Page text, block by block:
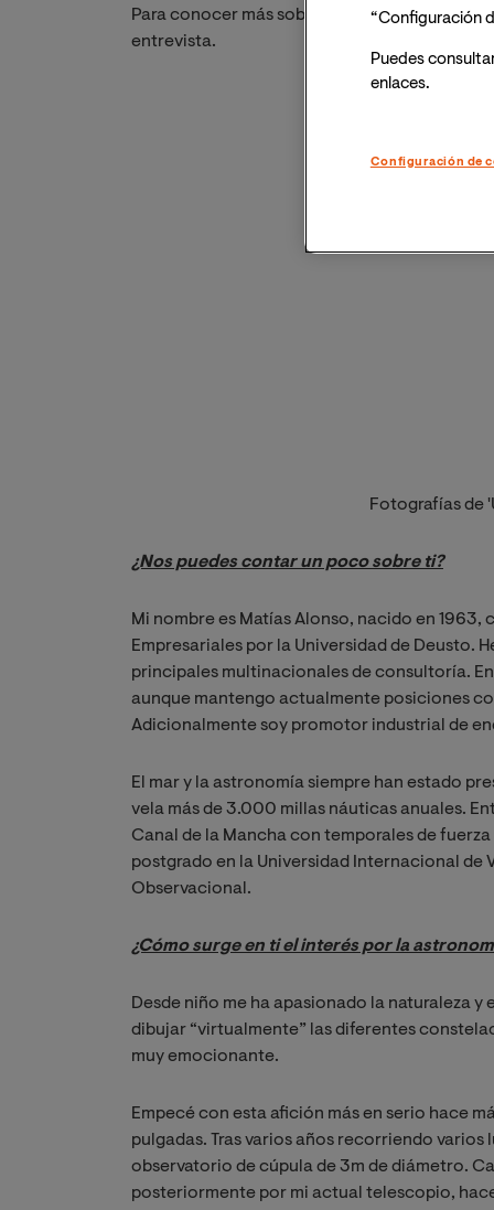
Para conocer más sobre su historia, nos
entrevista.
Fotografías de
¿Nos puedes contar un poco sobre ti?
Mi nombre es Matías Alonso, nacido en 1963,
Empresariales por la Universidad de Deusto.
principales multinacionales de consultoría.
aunque mantengo actualmente posiciones
Adicionalmente soy promotor industrial de
El mar y la astronomía siempre han estado
vela más de 3.000 millas náuticas anuales.
Canal de la Mancha con temporales de
postgrado en la Universidad Internacional
Observacional.
¿Cómo surge en ti el interés por la
Desde niño me ha apasionado la naturaleza
dibujar “virtualmente” las diferentes
muy emocionante.
Empecé con esta afición más en serio hace
pulgadas. Tras varios años recorriendo
observatorio de cúpula de 3m de diámetro.
posteriormente por mi actual telescopio,
“Configuración
Puedes
enlaces.
Configuración de